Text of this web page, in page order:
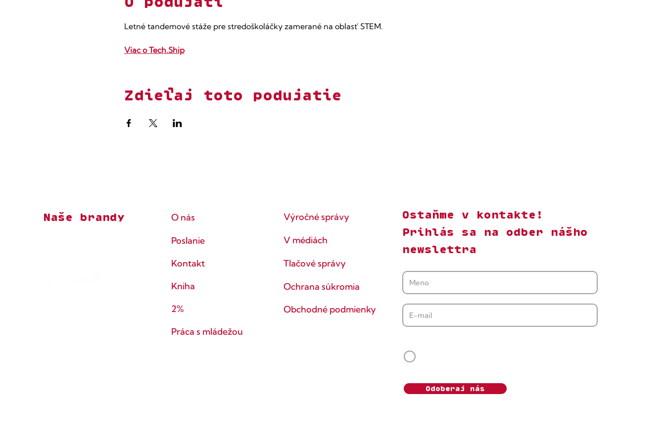
Letné tandemové stáže pre stredoškoláčky zamerané na oblasť STEM.​
Viac o Tech.Ship
Zdieľaj toto podujatie
Naše brandy O nás
Poslanie
Kontakt
Kniha
2%
Práca s mládežou
Výročné správy
V médiách
Tlačové správy
Ochrana súkromia
Obchodné podmienky
Ostaňme v kontakte!
Prihlás sa na odber nášho
newslettra
Odoberaj nás